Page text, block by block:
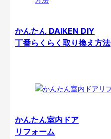
かんたん DAIKEN DIY
丁番らくらく取り換え方法
かんたん室内ドア
リフォーム